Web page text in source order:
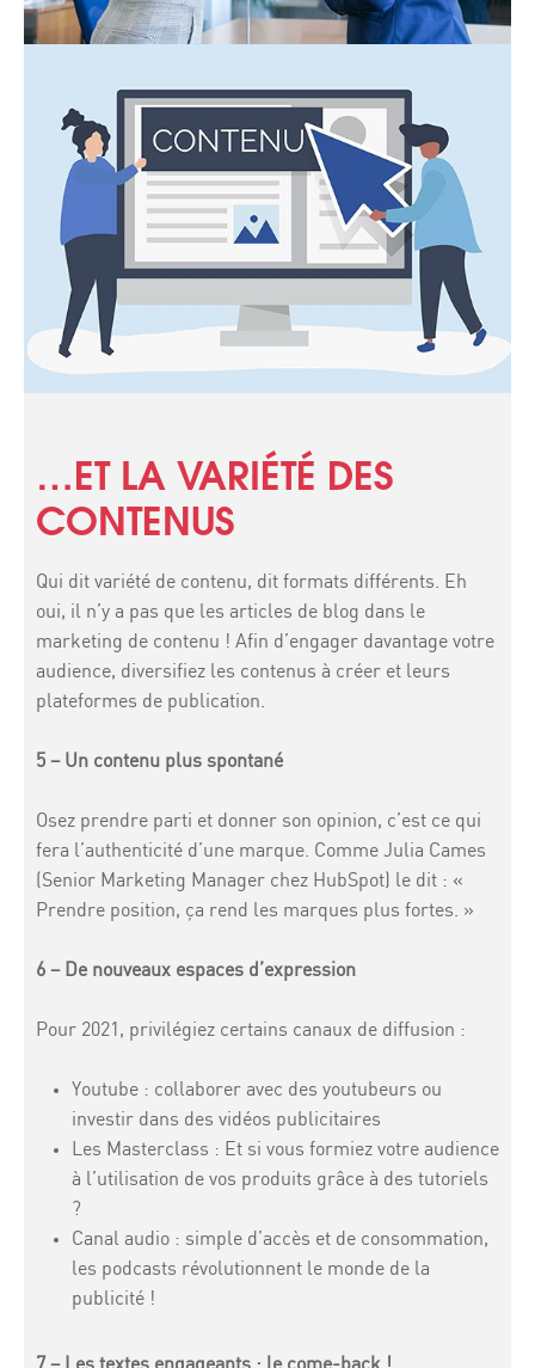
…ET LA VARIÉTÉ DES
CONTENUS
Qui dit variété de contenu, dit formats différents. Eh
oui, il n’y a pas que les articles de blog dans le
marketing de contenu ! Afin d’engager davantage votre
audience, diversifiez les contenus à créer et leurs
plateformes de publication.
5 – Un contenu plus spontané
Osez prendre parti et donner son opinion, c’est ce qui
fera l’authenticité d’une marque. Comme Julia Cames
(Senior Marketing Manager chez HubSpot) le dit : «
Prendre position, ça rend les marques plus fortes. »
6 – De nouveaux espaces d’expression
Pour 2021, privilégiez certains canaux de diffusion :
Youtube : collaborer avec des youtubeurs ou
investir dans des vidéos publicitaires
Les Masterclass : Et si vous formiez votre audience
à l’utilisation de vos produits grâce à des tutoriels
?
Canal audio : simple d’accès et de consommation,
les podcasts révolutionnent le monde de la
publicité !
7 – Les textes engageants : le come-back !